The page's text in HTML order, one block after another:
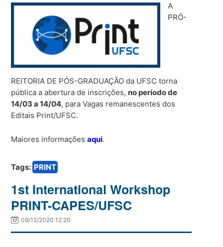
A
PRÓ-
REITORIA DE PÓS-GRADUAÇÃO da UFSC torna
pública a abertura de inscrições, no período de
14/03 a 14/04, para Vagas remanescentes dos
Editais Print/UFSC.
Maiores informaçõesaqui.
Tags: PRINT
1st International Workshop
PRINT-CAPES/UFSC
09/12/2020 12:20